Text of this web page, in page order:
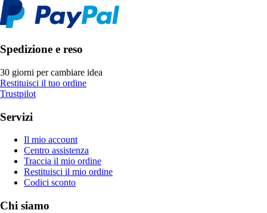
Spedizione e reso
30 giorni per cambiare idea
Restituisci il tuo ordine
Trustpilot
Servizi
Il mio account
Centro assistenza
Traccia il mio ordine
Restituisci il mio ordine
Codici sconto
Chi siamo